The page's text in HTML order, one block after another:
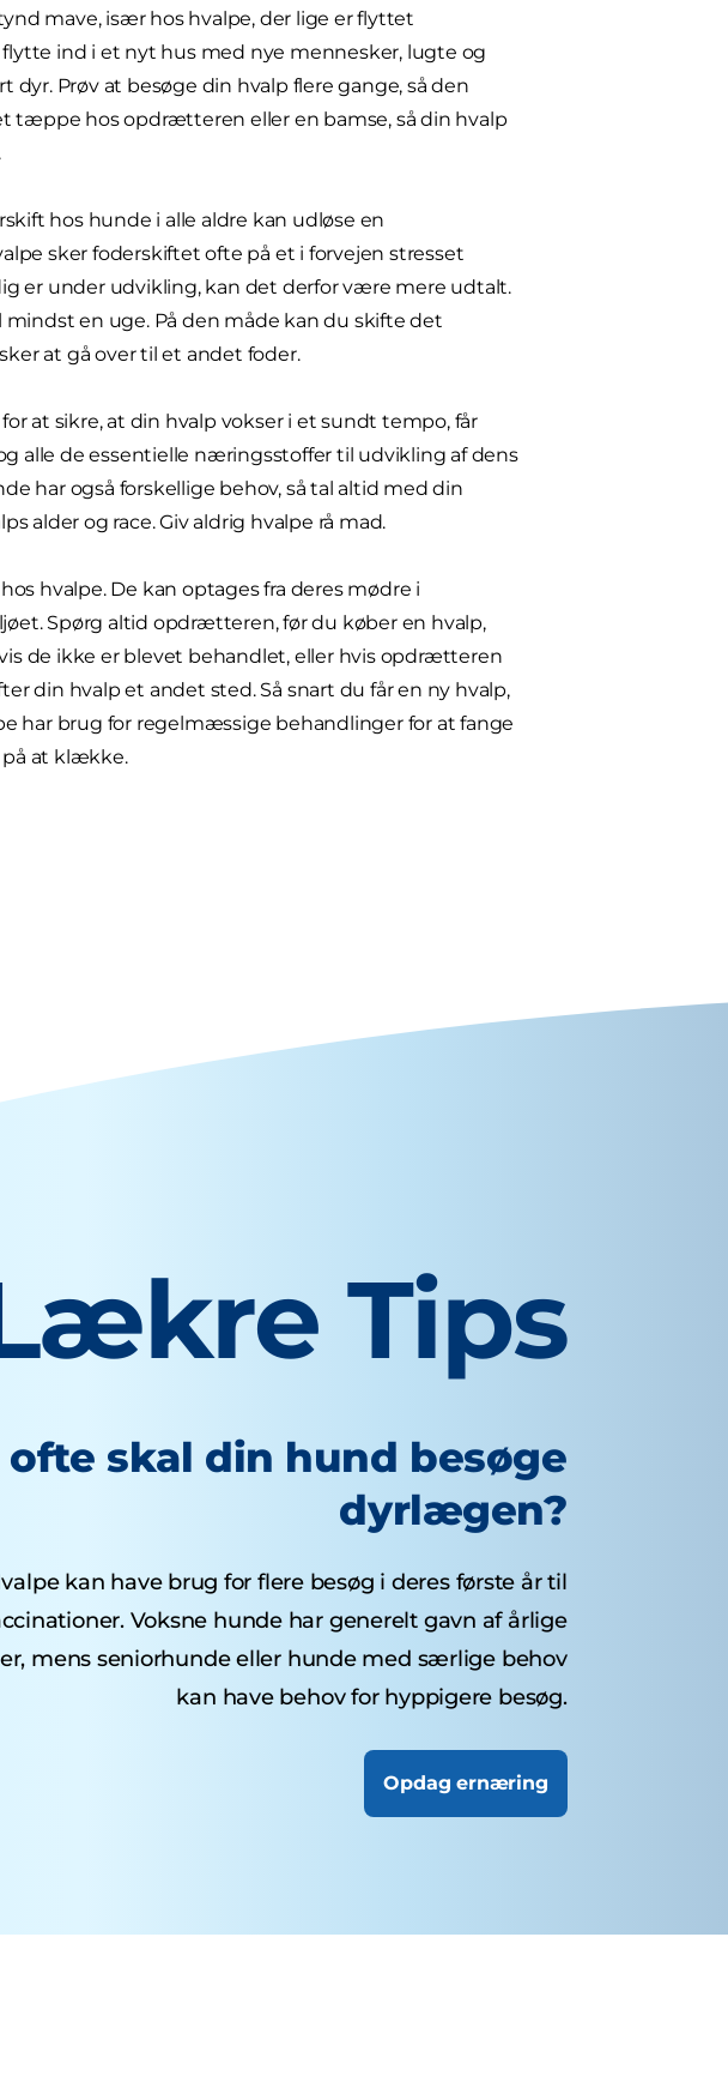
mave, især hos hvalpe, der lige er flyttet
ind i et nyt hus med nye mennesker, lugte og
Prøv at besøge din hvalp flere gange, så den
tæppe hos opdrætteren eller en bamse, så din hvalp
hos hunde i alle aldre kan udløse en
sker foderskiftet ofte på et i forvejen stresset
er under udvikling, kan det derfor være mere udtalt.
mindst en uge. På den måde kan du skifte det
at gå over til et andet foder.
at sikre, at din hvalp vokser i et sundt tempo, får
alle de essentielle næringsstoffer til udvikling af dens
har også forskellige behov, så tal altid med din
alder og race. Giv aldrig hvalpe rå mad.
hvalpe. De kan optages fra deres mødre i
Spørg altid opdrætteren, før du køber en hvalp,
de ikke er blevet behandlet, eller hvis opdrætteren
din hvalp et andet sted. Så snart du får en ny hvalp,
har brug for regelmæssige behandlinger for at fange
på at klække.
Tips
ofte skal din hund besøge
dyrlægen?
kan have brug for flere besøg i deres første år til
Voksne hunde har generelt gavn af årlige
mens seniorhunde eller hunde med særlige behov
kan have behov for hyppigere besøg.
Opdag ernæring